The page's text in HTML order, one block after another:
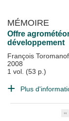
MÉMOIRE
Offre
développement
François
2008
1 vol. (53 p.)
Plus